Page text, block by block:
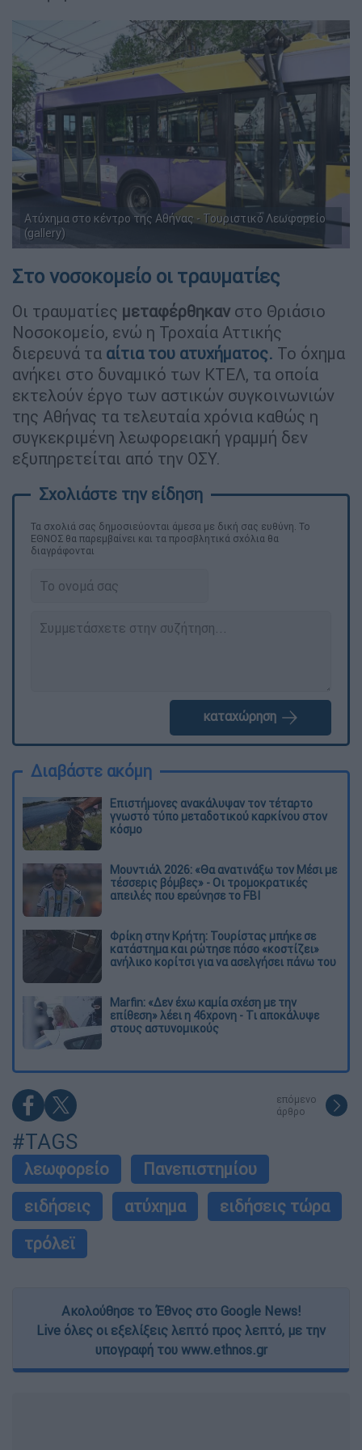
Ατύχημα στο κέντρο της Αθήνας - Τουριστικό Λεωφορείο
(gallery)
Στο νοσοκομείο οι τραυματίες
Οι τραυματίες μεταφέρθηκαν στο Θριάσιο
Νοσοκομείο, ενώ η Τροχαία Αττικής
διερευνά τα αίτια του ατυχήματος. Το όχημα
ανήκει στο δυναμικό των ΚΤΕΛ, τα οποία
εκτελούν έργο των αστικών συγκοινωνιών
της Αθήνας τα τελευταία χρόνια καθώς η
συγκεκριμένη λεωφορειακή γραμμή δεν
εξυπηρετείται από την ΟΣΥ.
Τα σχολιά σας δημοσιεύονται άμεσα με δική σας ευθύνη. Το
ΕΘΝΟΣ θα παρεμβαίνει και τα προσβλητικά σχόλια θα
διαγράφονται
καταχώρηση
Διαβάστε ακόμη
Επιστήμονες ανακάλυψαν τον τέταρτο
γνωστό τύπο μεταδοτικού καρκίνου στον
κόσμο
Μουντιάλ 2026: «Θα ανατινάξω τον Μέσι με
τέσσερις βόμβες» - Οι τρομοκρατικές
απειλές που ερεύνησε το FBI
Φρίκη στην Κρήτη: Τουρίστας μπήκε σε
κατάστημα και ρώτησε πόσο «κοστίζει»
ανήλικο κορίτσι για να ασελγήσει πάνω του
Marfin: «Δεν έχω καμία σχέση με την
επίθεση» λέει η 46χρονη - Τι αποκάλυψε
στους αστυνομικούς
επόμενο
άρθρο
#TAGS
λεωφορείο
Πανεπιστημίου
ειδήσεις
ατύχημα
ειδήσεις τώρα
τρόλεϊ
Ακολούθησε το Έθνος στο Google News!
Live όλες οι εξελίξεις λεπτό προς λεπτό, με την
υπογραφή του www.ethnos.gr